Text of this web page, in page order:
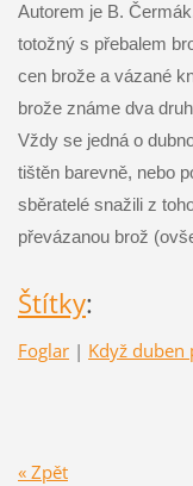
Autorem je B.
totožný s přebalem
cen brože a vázané
brože známe dva
Vždy se jedná o
tištěn barevně, nebo
sběratelé snažili z
převázanou brož
Štítky:
Foglar | Když duben
« Zpět